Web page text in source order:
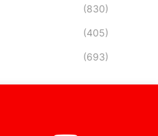
(830)
(405)
(693)